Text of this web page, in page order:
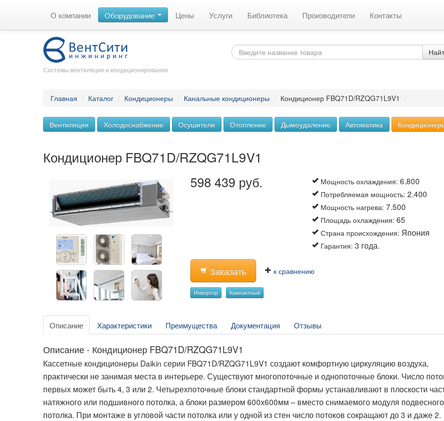
О компании Оборудование Цены Услуги Библиотека Производители Контакты
Системы вентиляции и кондиционирования
Главная / Каталог / Кондиционеры / Канальные кондиционеры / Кондиционер FBQ71D/RZQG71L9V1 /
Вентиляция Холодоснабжение Осушители Отопление Дымоудаление Автоматика
Кондиционер FBQ71D/RZQG71L9V1
598 439 руб. Мощность охлаждения:6.800
Потребляемая мощность:2.400
Мощность нагрева:7.500
Площадь охлаждения:65
Страна происхождения: Япония
Гарантия:3 года.
Заказать к сравнению
Инвертор Компактный
Описание Характеристики Преимущества Документация Отзывы
Описание - Кондиционер FBQ71D/RZQG71L9V1
Кассетные кондиционеры Daikin серии FBQ71D/RZQG71L9V1 создают комфортную циркуляцию воздуха,
практически не занимая места в интерьере. Существуют многопоточные и однопоточные блоки. Число
первых может быть 4, 3 или 2. Четырехпоточные блоки стандартной формы устанавливают в плоскости
натяжного или подшивного потолка, а блоки размером 600х600мм – вместо снимаемого модуля подвесного
потолка. При монтаже в угловой части потолка или у одной из стен число потоков сокращают до 3 и даже 2.